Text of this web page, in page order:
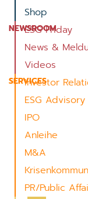
Shop
NEWSROOM
ESG Friday
News &
Videos
SERVICES
Investor
ESG Advisory
IPO
Anleihe
M&A
PR/Public